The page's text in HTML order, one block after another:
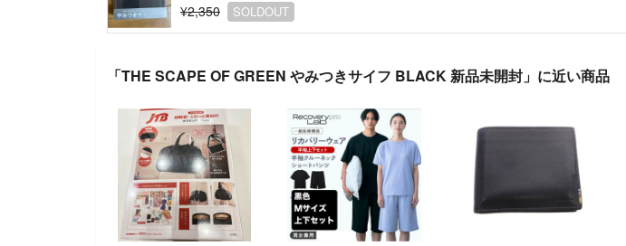
¥2,350
SOLDOUT
「THE SCAPE OF GREEN やみつきサイフ BLACK 新品未開封」に近い商品